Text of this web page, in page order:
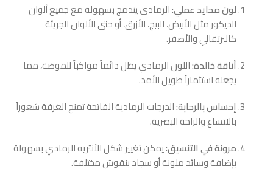
لون محايد عملي:الرمادي يندمج بسهولة مع جميع ألوان
الديكور مثل الأبيض، البيج، الأزرق، أو حتى الألوان الجريئة
كالبرتقالي والأصفر.
أناقة خالدة:اللون الرمادي يظل دائماً مواكباً للموضة، مما
يجعله استثماراً طويل الأمد.
إحساس بالرحابة:الدرجات الرمادية الفاتحة تمنح الغرفة شعوراً
بالاتساع والراحة البصرية.
مرونة في التنسيق:يمكن تغيير شكل الأنتريه الرمادي بسهولة
بإضافة وسائد ملونة أو سجاد بنقوش مختلفة.